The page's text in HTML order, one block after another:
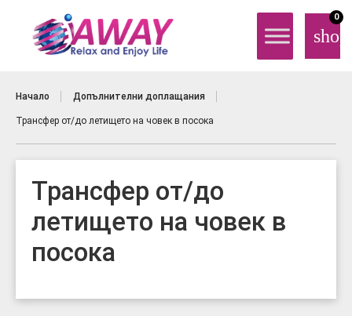
0
Начало Допълнителни доплащания
Трансфер от/до летището на човек в посока
Трансфер от/до
летището на човек в
посока